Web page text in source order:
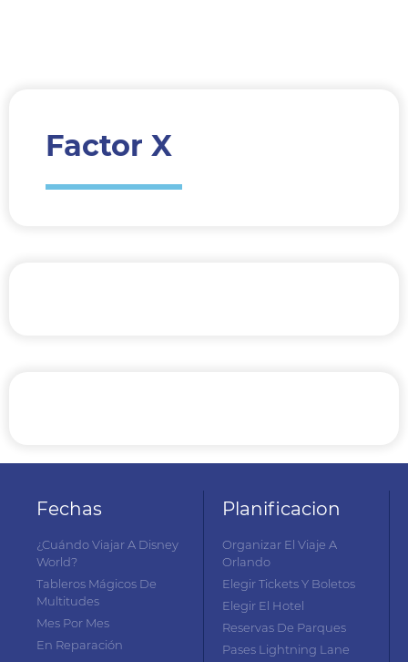
Factor X
Fechas
¿Cuándo Viajar A Disney
World?
Tableros Mágicos De
Multitudes
Mes Por Mes
En Reparación
Planificacion
Organizar El Viaje A
Orlando
Elegir Tickets Y Boletos
Elegir El Hotel
Reservas De Parques
Pases Lightning Lane